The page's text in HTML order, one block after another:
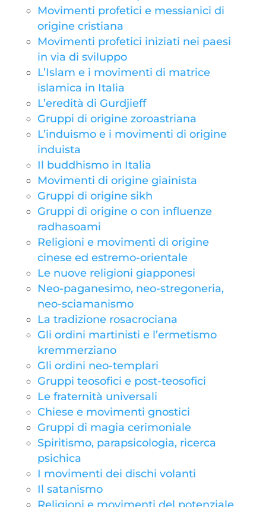
Movimenti profetici e messianici di
origine cristiana
Movimenti profetici iniziati nei paesi
in via di sviluppo
L’Islam e i movimenti di matrice
islamica in Italia
L’eredità di Gurdjieff
Gruppi di origine zoroastriana
L’induismo e i movimenti di origine
induista
Il buddhismo in Italia
Movimenti di origine giainista
Gruppi di origine sikh
Gruppi di origine o con influenze
radhasoami
Religioni e movimenti di origine
cinese ed estremo-orientale
Le nuove religioni giapponesi
Neo-paganesimo, neo-stregoneria,
neo-sciamanismo
La tradizione rosacrociana
Gli ordini martinisti e l’ermetismo
kremmerziano
Gli ordini neo-templari
Gruppi teosofici e post-teosofici
Le fraternità universali
Chiese e movimenti gnostici
Gruppi di magia cerimoniale
Spiritismo, parapsicologia, ricerca
psichica
I movimenti dei dischi volanti
Il satanismo